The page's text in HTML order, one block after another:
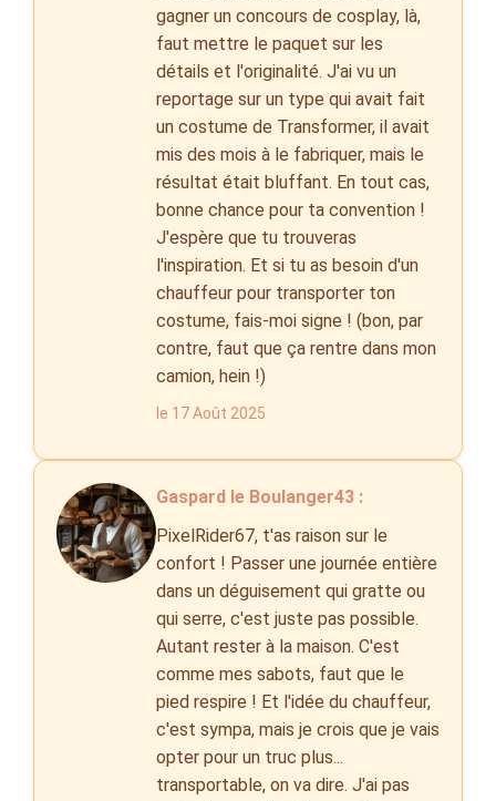
gagner un concours de cosplay, là,
faut mettre le paquet sur les
détails et l'originalité. J'ai vu un
reportage sur un type qui avait fait
un costume de Transformer, il avait
mis des mois à le fabriquer, mais le
résultat était bluffant. En tout cas,
bonne chance pour ta convention !
J'espère que tu trouveras
l'inspiration. Et si tu as besoin d'un
chauffeur pour transporter ton
costume, fais-moi signe ! (bon, par
contre, faut que ça rentre dans mon
camion, hein !)
le 17 Août 2025
Gaspard le Boulanger43 :
PixelRider67, t'as raison sur le
confort ! Passer une journée entière
dans un déguisement qui gratte ou
qui serre, c'est juste pas possible.
Autant rester à la maison. C'est
comme mes sabots, faut que le
pied respire ! Et l'idée du chauffeur,
c'est sympa, mais je crois que je vais
opter pour un truc plus...
transportable, on va dire. J'ai pas